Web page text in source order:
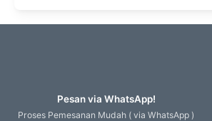
Pesan via WhatsApp!
Proses Pemesanan Mudah ( via WhatsApp )